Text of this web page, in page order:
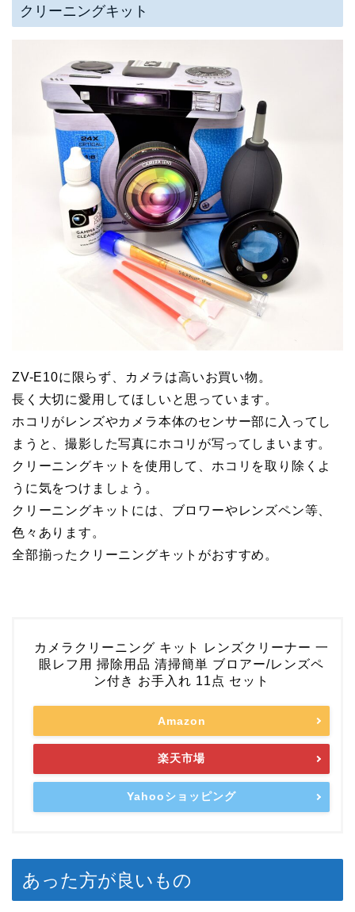
クリーニングキット
ZV-E10に限らず、カメラは高いお買い物。
長く大切に愛用してほしいと思っています。
ホコリがレンズやカメラ本体のセンサー部に入ってし
まうと、撮影した写真にホコリが写ってしまいます。
クリーニングキットを使用して、ホコリを取り除くよ
うに気をつけましょう。
クリーニングキットには、ブロワーやレンズペン等、
色々あります。
全部揃ったクリーニングキットがおすすめ。
カメラクリーニング キット レンズクリーナー 一
眼レフ用 掃除用品 清掃簡単 ブロアー/レンズペ
ン付き お手入れ 11点 セット
Amazon
楽天市場
Yahooショッピング
あった方が良いもの